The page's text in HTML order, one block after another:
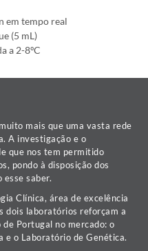
em tempo real
(5 mL)
a 2-8ºC
mais que uma vasta rede
A investigação e o
que nos tem permitido
pondo à disposição dos
esse saber.
Clínica, área de excelência
dois laboratórios reforçam a
Portugal no mercado: o
e o Laboratório de Genética.